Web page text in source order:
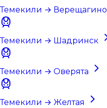
Темекили → Верещагино
Темекили → Шадринск
Темекили → Оверята
Темекили → Желтая